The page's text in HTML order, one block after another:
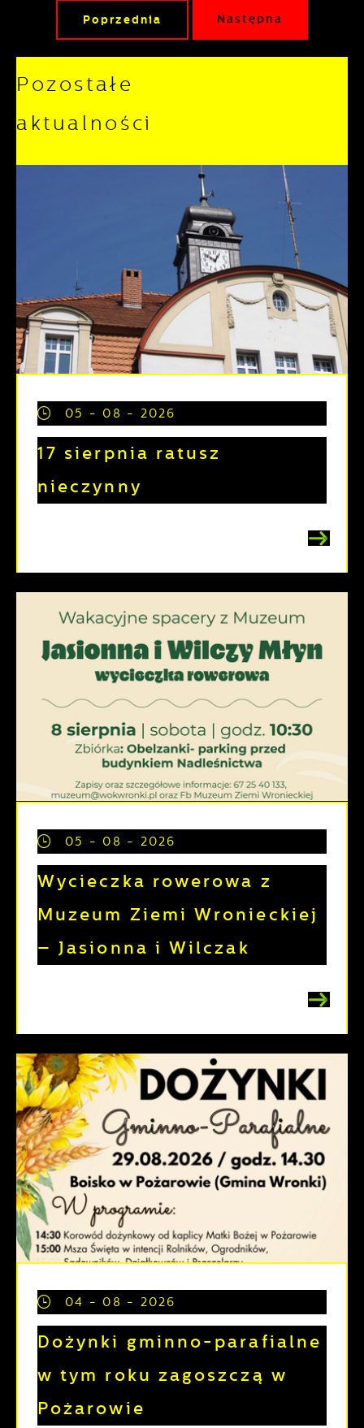
Poprzednia Następna
Pozostałe
aktualności
05 - 08 - 2026
17 sierpnia ratusz
nieczynny
05 - 08 - 2026
Wycieczka rowerowa z
Muzeum Ziemi Wronieckiej
– Jasionna i Wilczak
04 - 08 - 2026
Dożynki gminno-parafialne
w tym roku zagoszczą w
Pożarowie